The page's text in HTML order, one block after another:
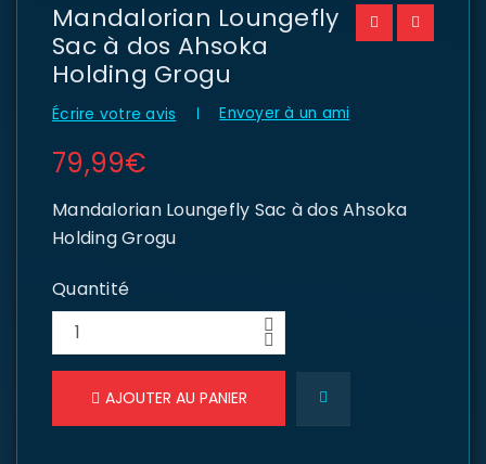
Mandalorian Loungefly
Sac à dos Ahsoka
Holding Grogu
Écrire votre avis Envoyer à un ami
79,99€
Mandalorian Loungefly Sac à dos Ahsoka
Holding Grogu
Quantité
AJOUTER AU PANIER